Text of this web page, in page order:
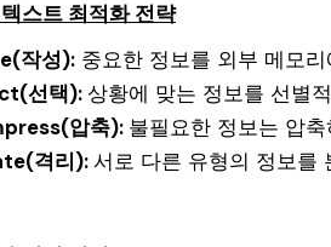
스트 최적화 전략
작성): 중요한 정보를 외부 메모
선택): 상황에 맞는 정보를 선별
압축): 불필요한 정보는 압
격리): 서로 다른 유형의 정보를